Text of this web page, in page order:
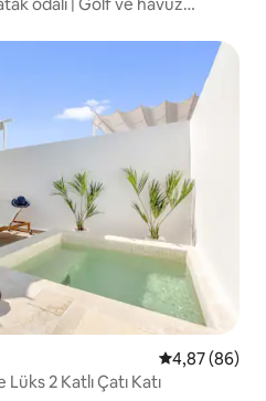
5 üzerinden
4,87 (86)
2 Katlı Çatı Katı